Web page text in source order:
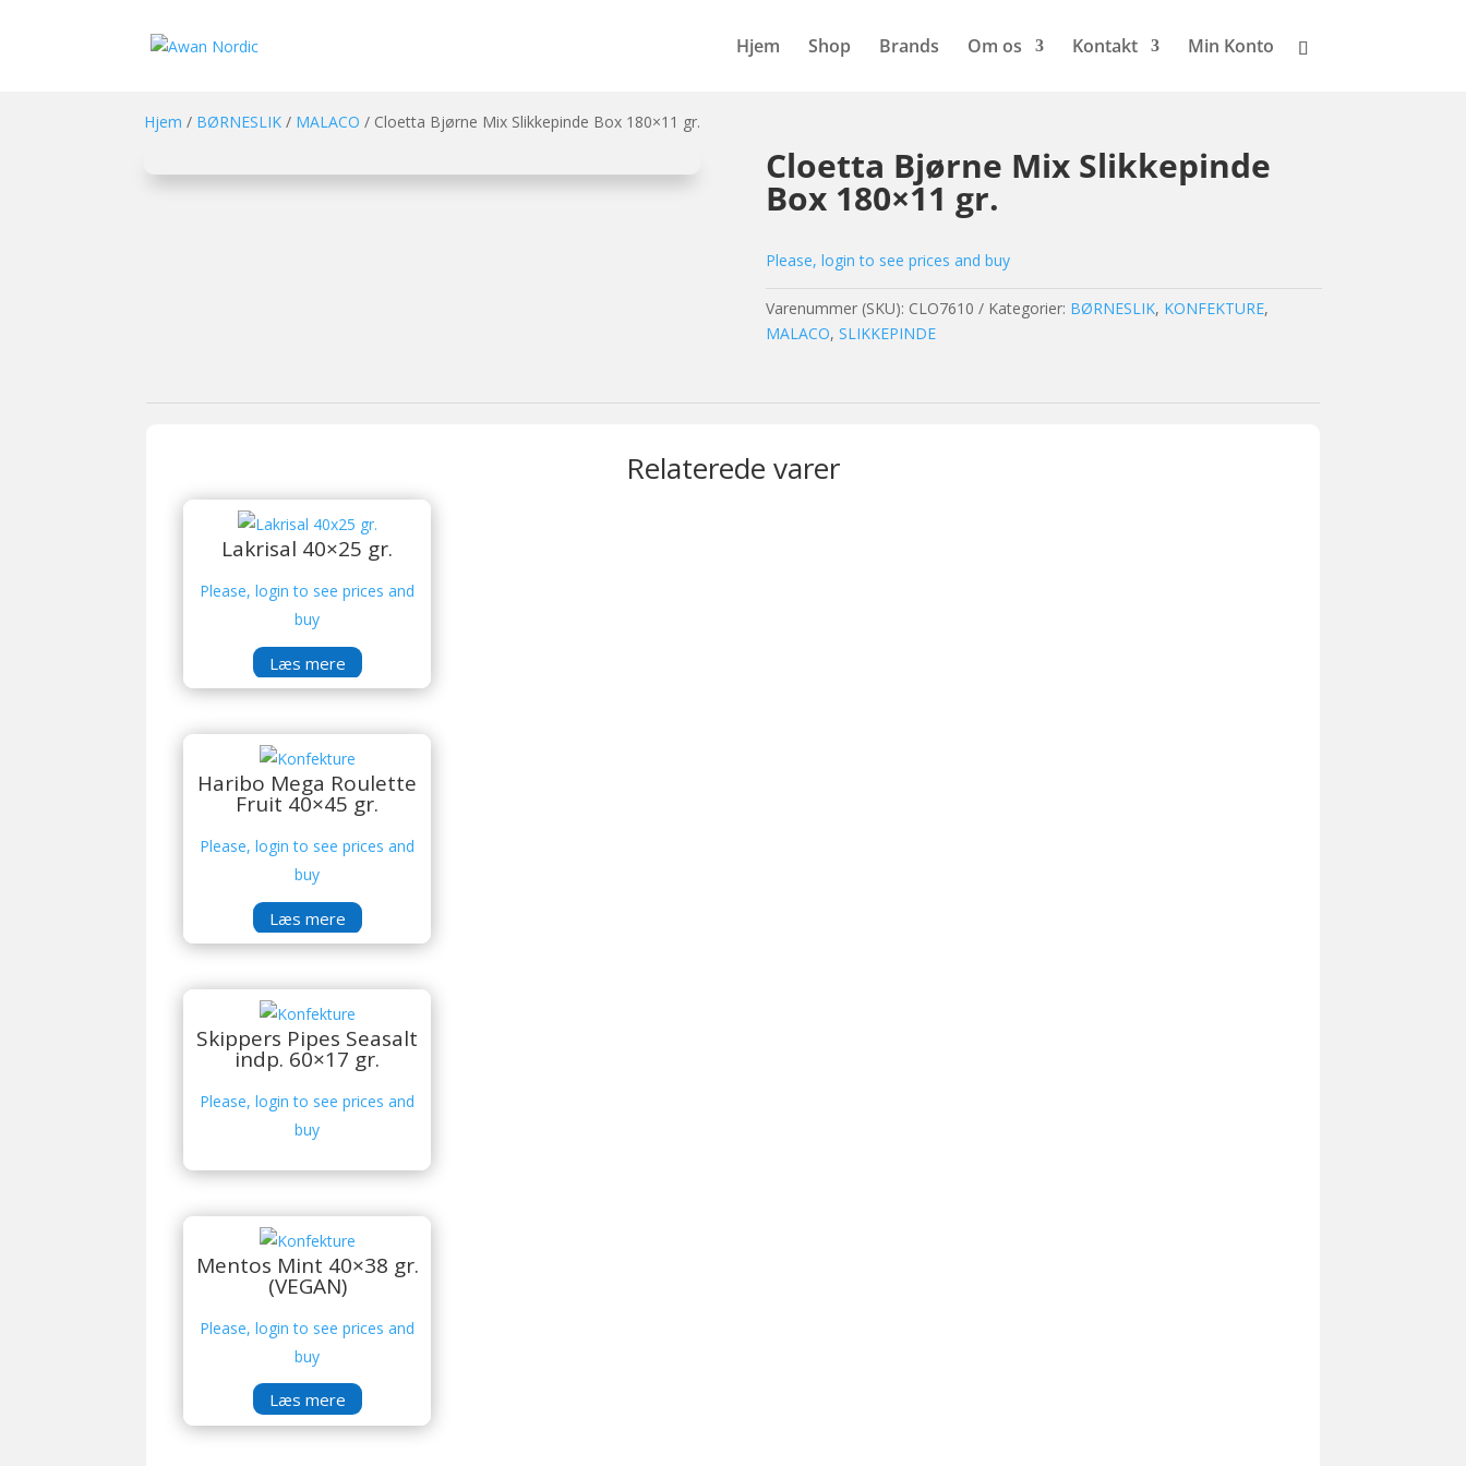
Hjem Shop Brands Om os Kontakt Min Konto
Hjem / BØRNESLIK / MALACO / Cloetta Bjørne Mix Slikkepinde Box 180×11 gr.
Cloetta Bjørne Mix Slikkepinde
Box 180×11 gr.
Please, login to see prices and buy
Varenummer (SKU): CLO7610 Kategorier: BØRNESLIK, KONFEKTURE,
MALACO, SLIKKEPINDE
Relaterede varer
Lakrisal 40×25 gr.
Please, login to see prices and
buy
Læs mere
Haribo Mega Roulette
Fruit 40×45 gr.
Please, login to see prices and
buy
Læs mere
Skippers Pipes Seasalt
indp. 60×17 gr.
Please, login to see prices and
buy
Mentos Mint 40×38 gr.
(VEGAN)
Please, login to see prices and
buy
Læs mere